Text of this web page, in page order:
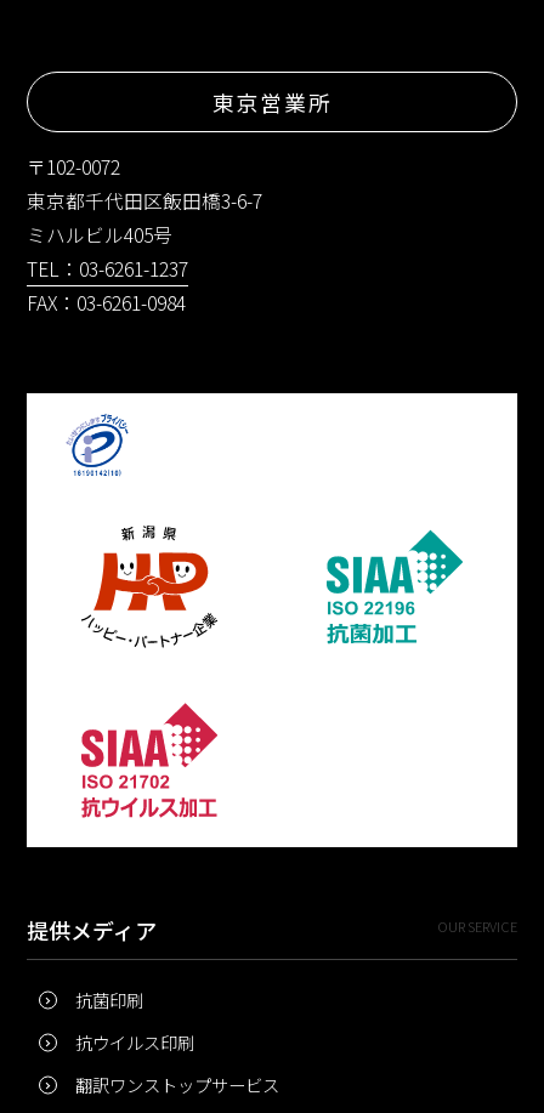
東京営業所
〒102-0072
東京都千代田区飯田橋3-6-7
ミハルビル405号
TEL：03-6261-1237
FAX：03-6261-0984
提供メディア OUR SERVICE
抗菌印刷
抗ウイルス印刷
翻訳ワンストップサービス